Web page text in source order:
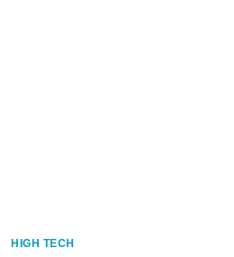
HIGH TECH